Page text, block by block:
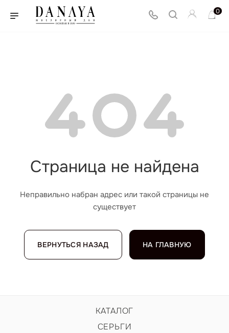
0
Страница не найдена
Неправильно набран адрес или такой страницы не
существует
ВЕРНУТЬСЯ НАЗАД НА ГЛАВНУЮ
КАТАЛОГ
СЕРЬГИ